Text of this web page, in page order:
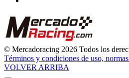
© Mercadoracing 2026 Todos los
Términos y condiciones de uso,
VOLVER ARRIBA